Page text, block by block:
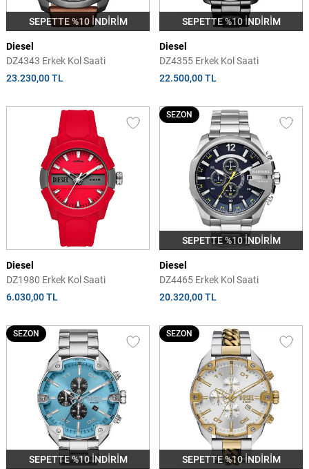
SEPETTE %10 İNDİRİM
Diesel
DZ4343 Erkek Kol Saati
23.230,00 TL
SEPETTE %10 İNDİRİM
Diesel
DZ4355 Erkek Kol Saati
22.500,00 TL
Diesel
DZ1980 Erkek Kol Saati
6.030,00 TL
SEPETTE %10 İNDİRİM
SEZON
Diesel
DZ4465 Erkek Kol Saati
20.320,00 TL
SEPETTE %10 İNDİRİM
SEZON
SEPETTE %10 İNDİRİM
SEZON